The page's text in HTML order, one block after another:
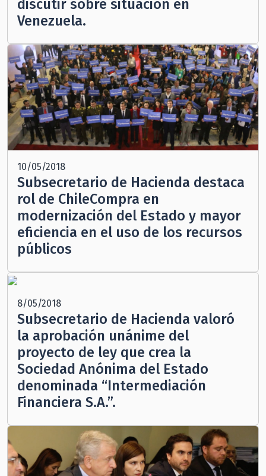
discutir sobre situación en
Venezuela.
10/05/2018
Subsecretario de Hacienda destaca
rol de ChileCompra en
modernización del Estado y mayor
eficiencia en el uso de los recursos
públicos
8/05/2018
Subsecretario de Hacienda valoró
la aprobación unánime del
proyecto de ley que crea la
Sociedad Anónima del Estado
denominada “Intermediación
Financiera S.A.”.